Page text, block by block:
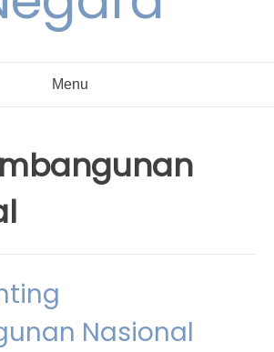
Menu
Nasional